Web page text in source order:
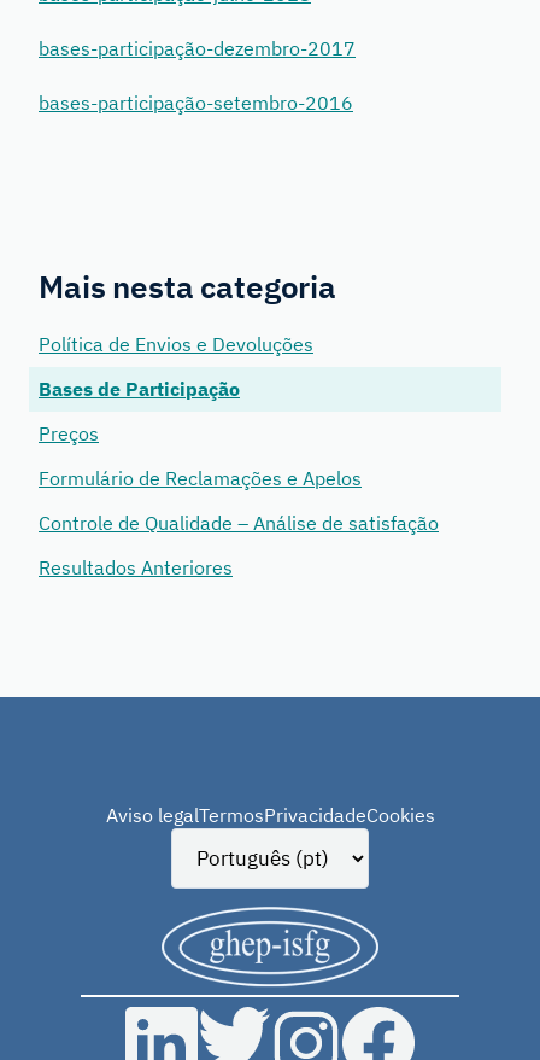
bases-participação-dezembro-2017
bases-participação-setembro-2016
Mais nesta categoria
Política de Envios e Devoluções
Bases de Participação
Preços
Formulário de Reclamações e Apelos
Controle de Qualidade – Análise de satisfação
Resultados Anteriores
Aviso legalTermosPrivacidadeCookies